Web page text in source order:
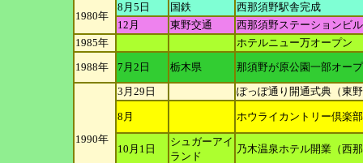
1980年
8月5日 国鉄
西那須野駅舎完成
12月
東野交通
西那須野ステーションビ
1985年
ホテルニュー万オープン
1988年
7月2日 栃木県 那須野が原公園一部オー
1990年
3月29日 ぽっぽ通り開通式典（東
8月 ホウライカントリー倶楽
10月1日
シュガーアイ
ランド
乃木温泉ホテル開業（西